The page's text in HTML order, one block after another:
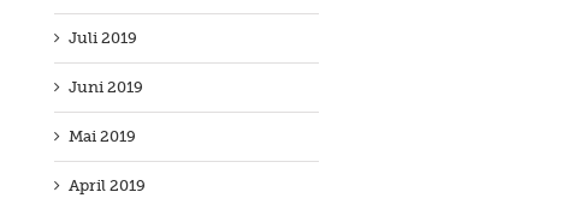
Juli 2019
Juni 2019
Mai 2019
April 2019